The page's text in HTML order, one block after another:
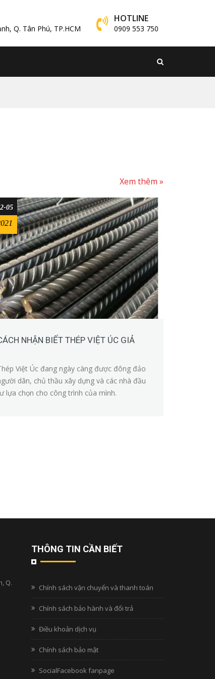
Q. Tân Phú, TP.HCM
HOTLINE
0909 553 750
Xem thêm »
NHẬN BIẾT THÉP VIỆT ÚC GIẢ
05
Việt Úc đang ngày càng được đông đảo
dân, chủ thầu xây dựng và các nhà đầu
lựa chọn cho công trình của mình.
Q.
THÔNG TIN CẦN BIẾT
Chính sách vận chuyển và thanh toán
Chính sách bảo hành và đổi trả
Điều khoản dịch vụ
Chính sách bảo mật
SocialFacebook fanpage